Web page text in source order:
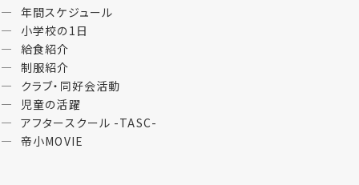
年間スケジュール
小学校の1日
給食紹介
制服紹介
クラブ・同好会活動
児童の活躍
アフタースクール -TASC-
帝小MOVIE